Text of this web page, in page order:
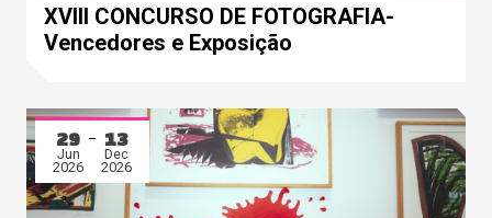
XVIII CONCURSO DE FOTOGRAFIA-
Vencedores e Exposição
29
Jun
2026
13
Dec
2026